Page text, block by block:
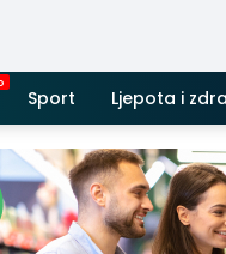
Sport Ljepota i